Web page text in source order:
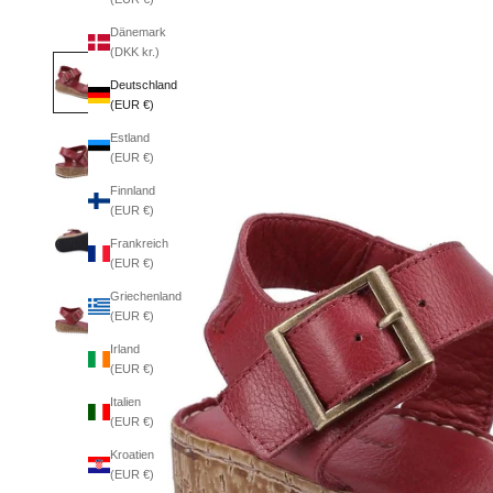
Dänemark
(DKK kr.)
Deutschland
(EUR €)
Estland
(EUR €)
Finnland
(EUR €)
Frankreich
(EUR €)
Griechenland
(EUR €)
Irland
(EUR €)
Italien
(EUR €)
Kroatien
(EUR €)